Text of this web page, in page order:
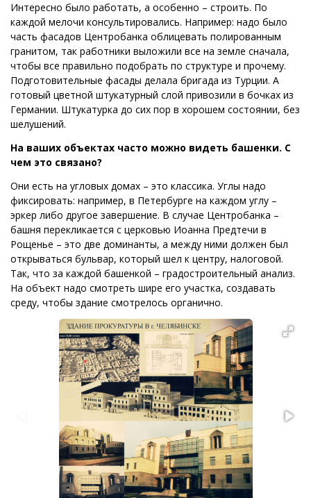
Интересно было работать, а особенно – строить. По
каждой мелочи консультировались. Например: надо было
часть фасадов Центробанка облицевать полированным
гранитом, так работники выложили все на земле сначала,
чтобы все правильно подобрать по структуре и прочему.
Подготовительные фасады делала бригада из Турции. А
готовый цветной штукатурный слой привозили в бочках из
Германии. Штукатурка до сих пор в хорошем состоянии, без
шелушений.
На ваших объектах часто можно видеть башенки. С
чем это связано?
Они есть на угловых домах – это классика. Углы надо
фиксировать: например, в Петербурге на каждом углу –
эркер либо другое завершение. В случае Центробанка –
башня перекликается с церковью Иоанна Предтечи в
Рощенье – это две доминанты, а между ними должен был
открываться бульвар, который шел к центру, налоговой.
Так, что за каждой башенкой – градостроительный анализ.
На объект надо смотреть шире его участка, создавать
среду, чтобы здание смотрелось органично.